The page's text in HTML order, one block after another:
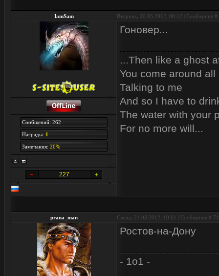
IamSam Вторник, 20.03.2012, 00:12 | Сообщение #
Сообщений: 262
Награды: 1
Замечания: 20%
227
Гоновер...
...Then like a ghost
You come around
Talking to me
And so I have to
The water with your
For no more will...
prana_man Среда, 21.03.2012, 10:01 | Сообщение # 71
Ростов-на-Дону
- 1o1 -